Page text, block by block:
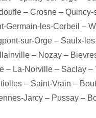
– Crosne– Quincy-
Germain-les-Corbeil –
sur-Orge – Saulx-
– Nozay–
– La-Norville – Saclay –
– Saint-Vrain –
Jarcy – Pussay –